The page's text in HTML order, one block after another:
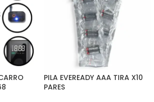
PILA EVEREADY AAA TIRA X10
PARES